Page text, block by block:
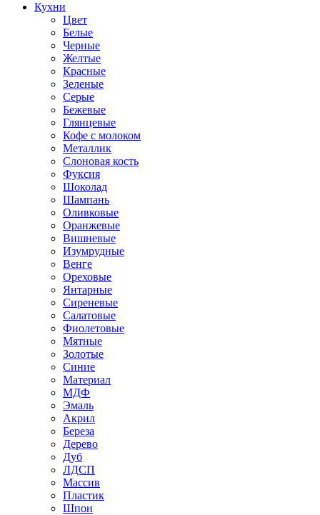
Кухни
Цвет
Белые
Черные
Желтые
Красные
Зеленые
Серые
Бежевые
Глянцевые
Кофе с молоком
Металлик
Слоновая кость
Фуксия
Шоколад
Шампань
Оливковые
Оранжевые
Вишневые
Изумрудные
Венге
Ореховые
Янтарные
Сиреневые
Салатовые
Фиолетовые
Мятные
Золотые
Синие
Материал
МДФ
Эмаль
Акрил
Береза
Дерево
Дуб
ЛДСП
Массив
Пластик
Шпон